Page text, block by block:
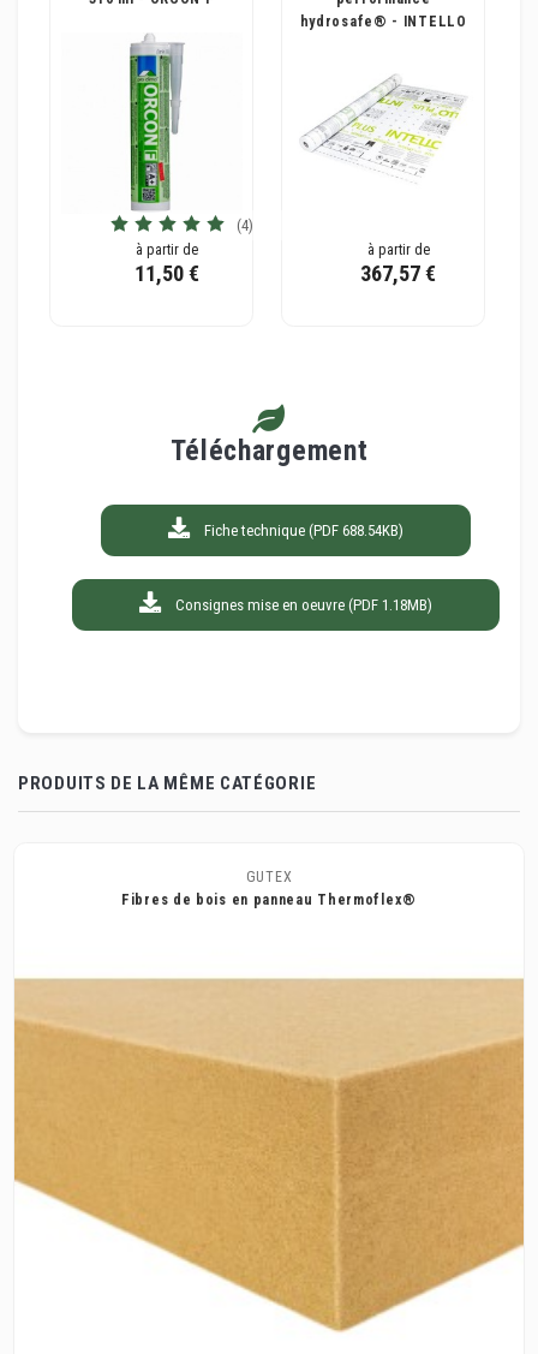
à partir de
11,50 €
(4)
hydrosafe® - INTELLO
à partir de
367,57 €
Téléchargement
Fiche technique (PDF 688.54KB)
Consignes mise en oeuvre (PDF 1.18MB)
PRODUITS DE LA MÊME CATÉGORIE
GUTEX
Fibres de bois en panneau Thermoflex®